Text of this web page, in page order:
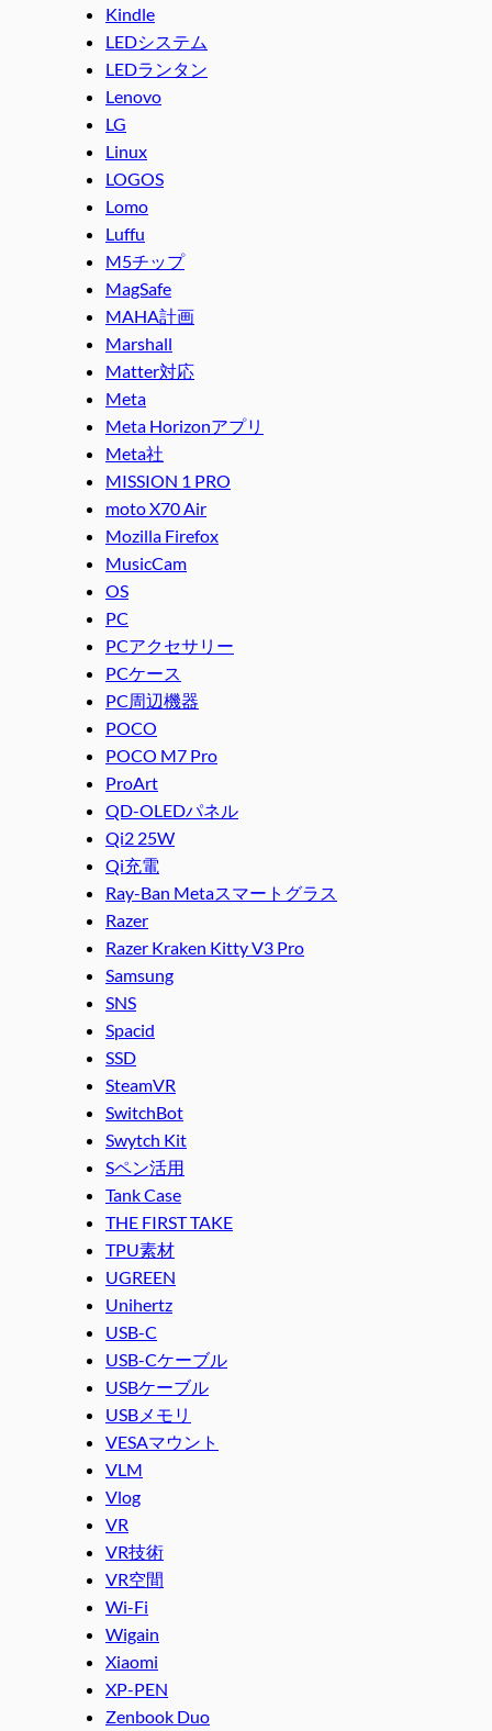
Kindle
LEDシステム
LEDランタン
Lenovo
LG
Linux
LOGOS
Lomo
Luffu
M5チップ
MagSafe
MAHA計画
Marshall
Matter対応
Meta
Meta Horizonアプリ
Meta社
MISSION 1 PRO
moto X70 Air
Mozilla Firefox
MusicCam
OS
PC
PCアクセサリー
PCケース
PC周辺機器
POCO
POCO M7 Pro
ProArt
QD-OLEDパネル
Qi2 25W
Qi充電
Ray-Ban Metaスマートグラス
Razer
Razer Kraken Kitty V3 Pro
Samsung
SNS
Spacid
SSD
SteamVR
SwitchBot
Swytch Kit
Sペン活用
Tank Case
THE FIRST TAKE
TPU素材
UGREEN
Unihertz
USB-C
USB-Cケーブル
USBケーブル
USBメモリ
VESAマウント
VLM
Vlog
VR
VR技術
VR空間
Wi-Fi
Wigain
Xiaomi
XP-PEN
Zenbook Duo